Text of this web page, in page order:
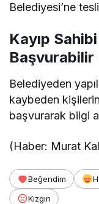
Belediyesi’ne
Kayıp
Başvurabilir
Belediyeden
kaybeden
başvurarak bilgi
(Haber: Murat
Beğendim
Kızgın